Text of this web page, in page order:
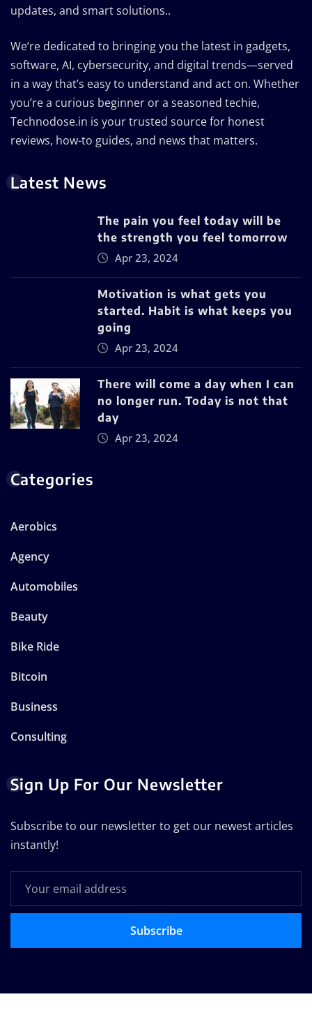
updates, and smart solutions..
We’re dedicated to bringing you the latest in gadgets,
software, AI, cybersecurity, and digital trends—served
in a way that’s easy to understand and act on. Whether
you’re a curious beginner or a seasoned techie,
Technodose.in is your trusted source for honest
reviews, how-to guides, and news that matters.
Latest News
The pain you feel today will be
the strength you feel tomorrow
Apr 23, 2024
Motivation is what gets you
started. Habit is what keeps you
going
Apr 23, 2024
There will come a day when I can
no longer run. Today is not that
day
Apr 23, 2024
Categories
Aerobics
Agency
Automobiles
Beauty
Bike Ride
Bitcoin
Business
Consulting
Sign Up For Our Newsletter
Subscribe to our newsletter to get our newest articles
instantly!
Subscribe